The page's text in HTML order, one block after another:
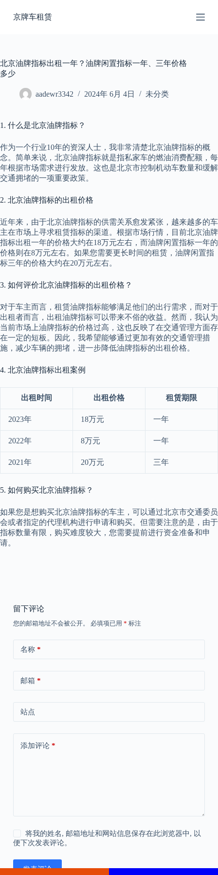
过
京牌车租赁
北京油牌指标出租一年？油牌闲置指标一年、三年价格
多少
aadewr3342 2024年 6月 4日 未分类
1. 什么是北京油牌指标？
作为一个行业10年的资深人士，我非常清楚北京油牌指标的概
念。简单来说，北京油牌指标就是指私家车的燃油消费配额，每
年根据市场需求进行发放。这也是北京市控制机动车数量和缓解
交通拥堵的一项重要政策。
2. 北京油牌指标的出租价格
近年来，由于北京油牌指标的供需关系愈发紧张，越来越多的车
主在市场上寻求租赁指标的渠道。根据市场行情，目前北京油牌
指标出租一年的价格大约在18万元左右，而油牌闲置指标一年的
价格则在8万元左右。如果您需要更长时间的租赁，油牌闲置指
标三年的价格大约在20万元左右。
3. 如何评价北京油牌指标的出租价格？
对于车主而言，租赁油牌指标能够满足他们的出行需求，而对于
出租者而言，出租油牌指标可以带来不俗的收益。然而，我认为
当前市场上油牌指标的价格过高，这也反映了在交通管理方面存
在一定的短板。因此，我希望能够通过更加有效的交通管理措
施，减少车辆的拥堵，进一步降低油牌指标的出租价格。
4. 北京油牌指标出租案例
出租时间 出租价格 租赁期限
2023年 18万元 一年
2022年 8万元 一年
2021年 20万元 三年
5. 如何购买北京油牌指标？
如果您是想购买北京油牌指标的车主，可以通过北京市交通委员
会或者指定的代理机构进行申请和购买。但需要注意的是，由于
指标数量有限，购买难度较大，您需要提前进行资金准备和申
请。
留下评论
您的邮箱地址不会被公开。 必填项已用 * 标注
名称*
邮箱 *
站点
添加评论*
将我的姓名, 邮箱地址和网站信息保存在此浏览器中, 以
便下次发表评论。
发表评论